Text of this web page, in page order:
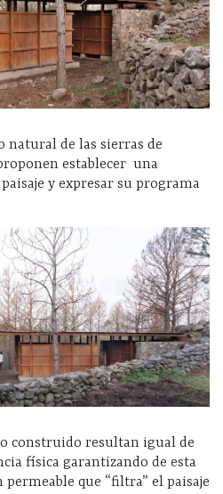
natural de las sierras de
establecer una
y expresar su programa
construido resultan igual de
física garantizando de esta
que “filtra” el paisaje